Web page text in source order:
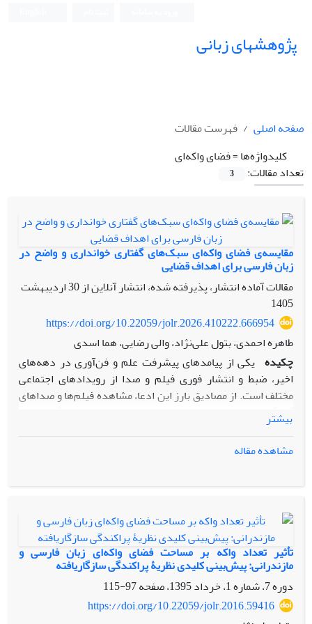
پژوهشهای زبانی
صفحه اصلی
فهرست مقالات
کلیدواژه‌ها =فضای واکه‌ای
تعداد مقالات:
3
مقایسه‌ی فضای واکه‌ای سبک‌های گفتاری خوانداری و واضح در
زبان فارسی برای اهداف قضایی
مقالات آماده انتشار، پذیرفته شده، انتشار آنلاین از
30 اردیبهشت
1405
https://doi.org/10.22059/jolr.2026.410222.666954
طاهره احمدی، بتول علی‌نژاد، والی رضایی، هما اسدی
چکیده یکی از پیامدهای پیشرفت علم و فن‌آوری در دهه‌های
اخیر، ضبط و انتشار فوری فیلم و صدا از رویدادهای اجتماعی
مختلف است. از مصادیق بارز این ادعا، مشاهده فیلم‌ها و صداهای
گوناگون از صحنه‌های جرم و جنایت در رسانه‌ها است. گاهی صدا
تنها سرنخ به جا مانده از مجرمین در صحنه‌های جرم است. این امر
کارشناسان علوم قضا را بر آن داشته است تا درصدد تحلیل دقیق
لهجه‌ها، سبک‌ها و غیره اهمیت بسیاری دارد. در این پژوهش،
فضای واکه‌ای دو سبک گفتاری خوانداری و واضح در زبان فارسی
در چهارچوب آواشناسی صوت‌شناختی بررسی و مقایسه شده
است. هدف اصلی، تحلیل تفاوت‌های صوت‌شناختی این دو سبک
برای استفاده در کاربردهای قضایی مانند تشخیص هویت گوینده،
بازسازی گفتار، یا تحلیل‌های جنایی است. نوع پژوهش، توصیفی-
تحلیلی است و داده‌ها با استفاده از تحلیل بسامدهای سازه‌ای اول
بیشتر
مشاهده مقاله
تأثیر تعداد واکه بر مساحت فضای واکه‌ا‌‌ی زبان فارسی و
مازندرانی: پیش‌بینی کلیدی نظریۀ پراکندگی سازگاریافته
دوره 7، شماره 1، خرداد 1395، صفحه
97-115
https://doi.org/10.22059/jolr.2016.59416